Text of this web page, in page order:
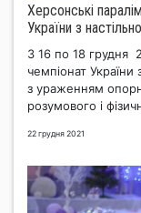
Херсонські
України з
З 16 по 18 грудня
чемпіонат України
з ураженням
розумового і
22 грудня 2021